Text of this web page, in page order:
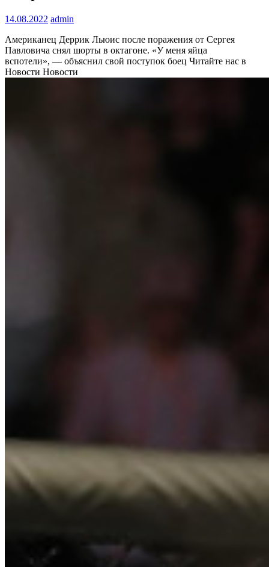
14.08.2022 admin
Американец Деррик Льюис после поражения от Сергея
Павловича снял шорты в октагоне. «У меня яйца
вспотели», — объяснил свой поступок боец Читайте нас в
Новости Новости